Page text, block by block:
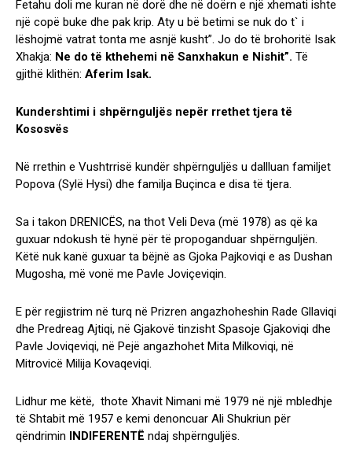
Fetahu doli me kuran në dorë dhe në doërn e një xhemati ishte
një copë buke dhe pak krip. Aty u bë betimi se nuk do t` i
lëshojmë vatrat tonta me asnjë kusht”. Jo do të brohoritë Isak
Xhakja: Ne do të kthehemi në Sanxhakun e Nishit”. Të
gjithë klithën: Aferim Isak.
Kundershtimi i shpërnguljës nepër rrethet tjera të
Kososvës
Në rrethin e Vushtrrisë kundër shpërnguljës u dallluan familjet
Popova (Sylë Hysi) dhe familja Buçinca e disa të tjera.
Sa i takon DRENICËS, na thot Veli Deva (më 1978) as që ka
guxuar ndokush të hynë për të propoganduar shpërnguljën.
Këtë nuk kanë guxuar ta bëjnë as Gjoka Pajkoviqi e as Dushan
Mugosha, më vonë me Pavle Joviçeviqin.
E për regjistrim në turq në Prizren angazhoheshin Rade Gllaviqi
dhe Predreag Ajtiqi, në Gjakovë tinzisht Spasoje Gjakoviqi dhe
Pavle Joviqeviqi, në Pejë angazhohet Mita Milkoviqi, në
Mitrovicë Milija Kovaqeviqi.
Lidhur me këtë, thote Xhavit Nimani më 1979 në një mbledhje
të Shtabit më 1957 e kemi denoncuar Ali Shukriun për
qëndrimin INDIFERENTË ndaj shpërnguljës.